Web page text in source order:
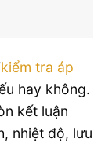
kiểm tra áp
hay không.
kết luận
nhiệt độ, lưu